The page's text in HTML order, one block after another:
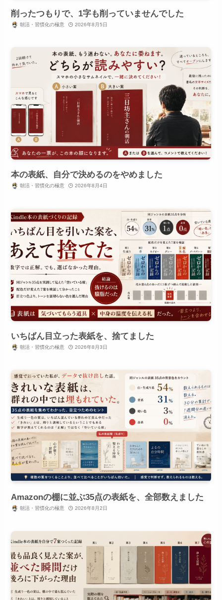
削ったつもりで、1字も削っていませんでした
朝活・習慣化の極意 2026年8月5日
本の表紙、自分で決めるのをやめました
朝活・習慣化の極意 2026年8月4日
いちばん目立った表紙を、捨てました
朝活・習慣化の極意 2026年8月3日
Amazonの棚に並ぶ35点の表紙を、全部数えました
朝活・習慣化の極意 2026年8月2日